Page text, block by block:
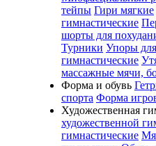
тейпы Гири мягкие
гимнастические
шорты для
Турники Упоры
гимнастические
массажные мячи,
Форма и обувь
спорта Форма
Художественная
художественной
гимнастические